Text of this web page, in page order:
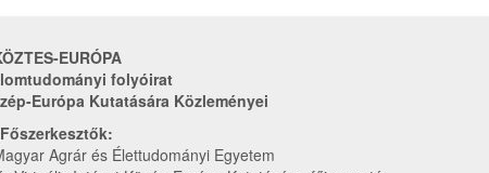
EURÓPA
folyóirat
Európa Kutatására Közleményei
Főszerkesztők:
Agrár és Élettudományi Egyetem